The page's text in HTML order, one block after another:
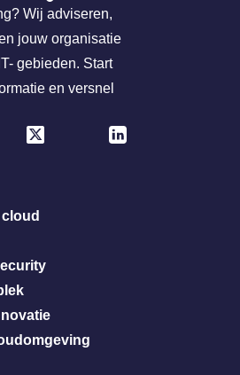
Wij adviseren,
jouw organisatie
gebieden. Start
en versnel